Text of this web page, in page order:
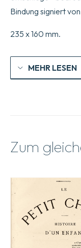
Bindung signiert von
235 x 160 mm.
MEHR LESEN
Zum